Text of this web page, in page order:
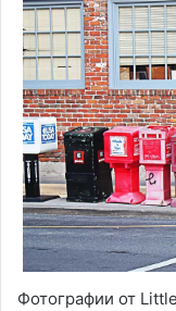
Фотографии от